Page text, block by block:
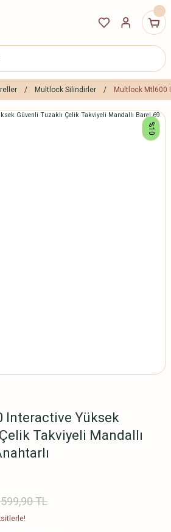
Multlock Silindirler Multlock Mtl600
%10
Interactive Yüksek
Takviyeli Mandallı
TL